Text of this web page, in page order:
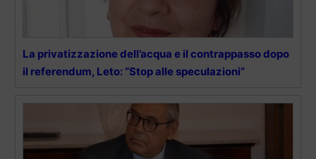
La privatizzazione dell’acqua e il contrappasso dopo
il referendum, Leto: “Stop alle speculazioni”